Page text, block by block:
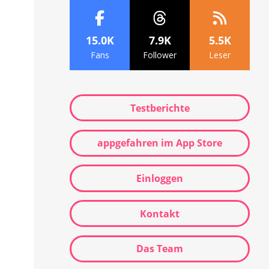
15.0K
Fans
7.9K
Follower
5.5K
Leser
Testberichte
appgefahren im App Store
Einloggen
Kontakt
Das Team